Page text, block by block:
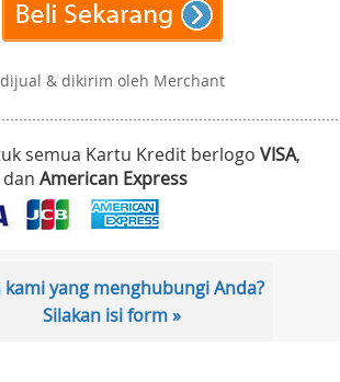
dijual & dikirim oleh Merchant
semua Kartu Kredit berlogo VISA,
dan American Express
kami yang menghubungi Anda?
Silakan isi form »